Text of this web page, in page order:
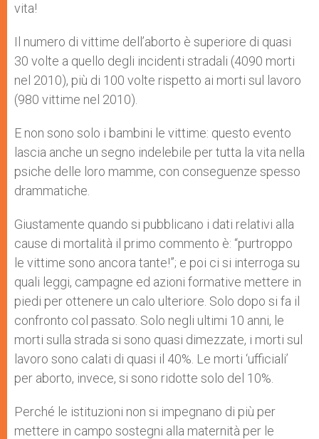
vita!
Il numero di vittime dell’aborto è superiore di quasi
30 volte a quello degli incidenti stradali (4090 morti
nel 2010), più di 100 volte rispetto ai morti sul lavoro
(980 vittime nel 2010).
E non sono solo i bambini le vittime: questo evento
lascia anche un segno indelebile per tutta la vita nella
psiche delle loro mamme, con conseguenze spesso
drammatiche.
Giustamente quando si pubblicano i dati relativi alla
cause di mortalità il primo commento è: “purtroppo
le vittime sono ancora tante!”; e poi ci si interroga su
quali leggi, campagne ed azioni formative mettere in
piedi per ottenere un calo ulteriore. Solo dopo si fa il
confronto col passato. Solo negli ultimi 10 anni, le
morti sulla strada si sono quasi dimezzate, i morti sul
lavoro sono calati di quasi il 40%. Le morti ‘ufficiali’
per aborto, invece, si sono ridotte solo del 10%.
Perché le istituzioni non si impegnano di più per
mettere in campo sostegni alla maternità per le